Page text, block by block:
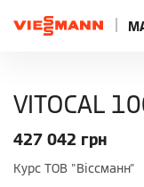
VITOCAL
427 042 грн
Курс ТОВ "Віссманн"